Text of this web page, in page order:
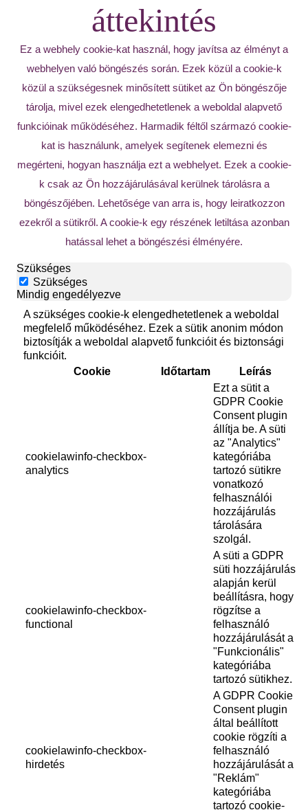
áttekintés
Ez a webhely cookie-kat használ, hogy javítsa az élményt a
webhelyen való böngészés során. Ezek közül a cookie-k
közül a szükségesnek minősített sütiket az Ön böngészője
tárolja, mivel ezek elengedhetetlenek a weboldal alapvető
funkcióinak működéséhez. Harmadik féltől származó cookie-
kat is használunk, amelyek segítenek elemezni és
megérteni, hogyan használja ezt a webhelyet. Ezek a cookie-
k csak az Ön hozzájárulásával kerülnek tárolásra a
böngészőjében. Lehetősége van arra is, hogy leiratkozzon
ezekről a sütikről. A cookie-k egy részének letiltása azonban
hatással lehet a böngészési élményére.
Szükséges
Szükséges
Mindig engedélyezve
A szükséges cookie-k elengedhetetlenek a weboldal
megfelelő működéséhez. Ezek a sütik anonim módon
biztosítják a weboldal alapvető funkcióit és biztonsági
funkcióit.
Cookie
Időtartam Leírás
cookielawinfo-checkbox-
analytics
Ezt a sütit a
GDPR Cookie
Consent plugin
állítja be. A süti
az "Analytics"
kategóriába
tartozó sütikre
vonatkozó
felhasználói
hozzájárulás
tárolására
szolgál.
cookielawinfo-checkbox-
functional
A süti a GDPR
süti hozzájárulás
alapján kerül
beállításra, hogy
rögzítse a
felhasználó
hozzájárulását a
"Funkcionális"
kategóriába
tartozó sütikhez.
cookielawinfo-checkbox-
hirdetés
A GDPR Cookie
Consent plugin
által beállított
cookie rögzíti a
felhasználó
hozzájárulását a
"Reklám"
kategóriába
tartozó cookie-